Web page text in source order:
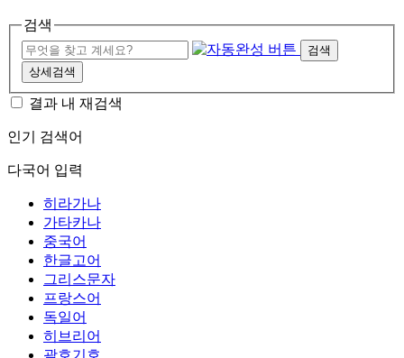
검색
검색
상세검색
결과 내 재검색
인기 검색어
다국어 입력
히라가나
가타카나
중국어
한글고어
그리스문자
프랑스어
독일어
히브리어